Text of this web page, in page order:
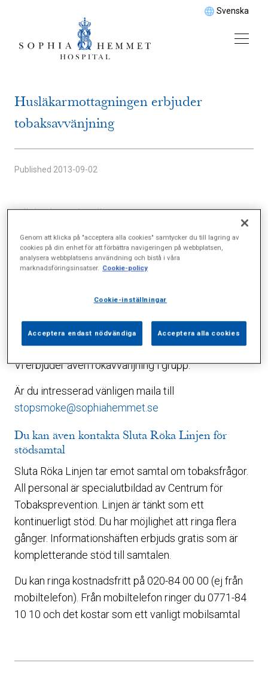
Svenska
Husläkarmottagningen erbjuder
tobaksavvänjning
Published 2013-09-02
Vill du sluta röka eller snusa?
Då har du som är listad på Husläkarmottagningen
Sophiahemmet möjlighet att få träffa en av våra
distriktssköterskor som är specialutbildad i
stödsamtal, vilket vanligtvis innebär 4-6 samtal.
Tillsammans lägger vi upp en plan och finner
strategier för att vidmakthålla tobaksfrihet.
Vi erbjuder även rökavvänjning i grupp.
Är du intresserad vänligen maila till
stopsmoke@sophiahemmet.se
Du kan även kontakta Sluta Röka Linjen för
stödsamtal
Sluta Röka Linjen tar emot samtal om tobaksfrågor.
All personal är specialutbildad av Centrum för
Tobaksprevention. Linjen är tänkt som ett
kontinuerligt stöd. Du har möjlighet att ringa flera
gånger. Informationshäften erbjuds gratis som är
kompletterande stöd till samtalen.
Du kan ringa kostnadsfritt på 020-84 00 00 (ej från
mobiltelefon). Från mobiltelefon ringer du 0771-84
10 10 och det kostar som ett vanligt mobilsamtal
Genom att klicka på "acceptera alla cookies" samtycker du till lagring av
cookies på din enhet för att förbättra navigeringen på webbplatsen,
analysera webbplatsens användning och bistå i våra
marknadsföringsinsatser. Cookie-policy
Cookie-inställningar
Acceptera endast nödvändiga Acceptera alla cookies